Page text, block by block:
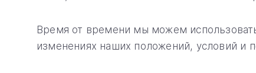
Время от времени мы можем
изменениях наших положений, условий и